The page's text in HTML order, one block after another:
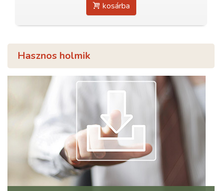
kosárba
Hasznos holmik